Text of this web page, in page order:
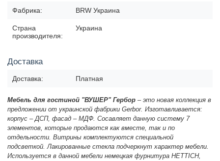
Фабрика: BRW Украина
Страна
производителя:
Украина
Доставка
Доставка: Платная
Мебель для гостиной "ВУШЕР" Гербор – это новая коллекция в
предложении от украинской фабрики Gerbor. Изготавливается:
корпус – ДСП, фасад – МДФ. Сосавляет данную систему 7
элементов, которые продаются как вместе, так и по
отдельности. Витрины комплектуются специальной
подсветкой. Лакированные стекла подчеркнут характер мебели.
Используется в данной мебели немецкая фурнитура HETTICH,